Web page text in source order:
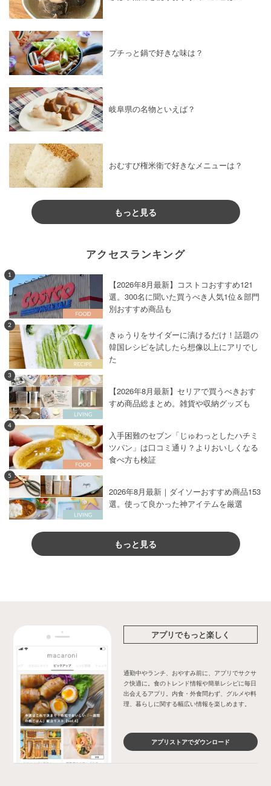
プチっと鍋で好きな味は？
岐阜県の名物といえば？
おむすび権米衛で好きなメニューは？
もっと見る
アクセスランキング
1
【2026年8月最新】コストコおすすめ121
選。300名に聞いた買うべき人気1位＆部門
別おすすめ商品も
2
きゅうりをサイダーに漬けるだけ！話題の
韓国レシピを試したら想像以上にアリでし
た
3
【2026年8月最新】セリアで買うべきおす
すめ商品総まとめ。雑貨や収納グッズも
4
入手困難のセブン「じゅわっとしたハチミ
ツパン」は口コミ通り？よりおいしくなる
食べ方も検証
5
2026年8月最新｜ダイソーおすすめ商品153
選。使って良かった神アイテムを厳選
もっと見る
アプリでもっと楽しく
通勤中やランチ、おやすみ前に、アプリでサクサ
ク快適に。食のトレンド情報や簡単レシピに毎日
出会えるアプリ。内食・外食問わず、グルメや料
理、暮らしに関する幅広い情報を楽しめます。
アプリストアでダウンロード